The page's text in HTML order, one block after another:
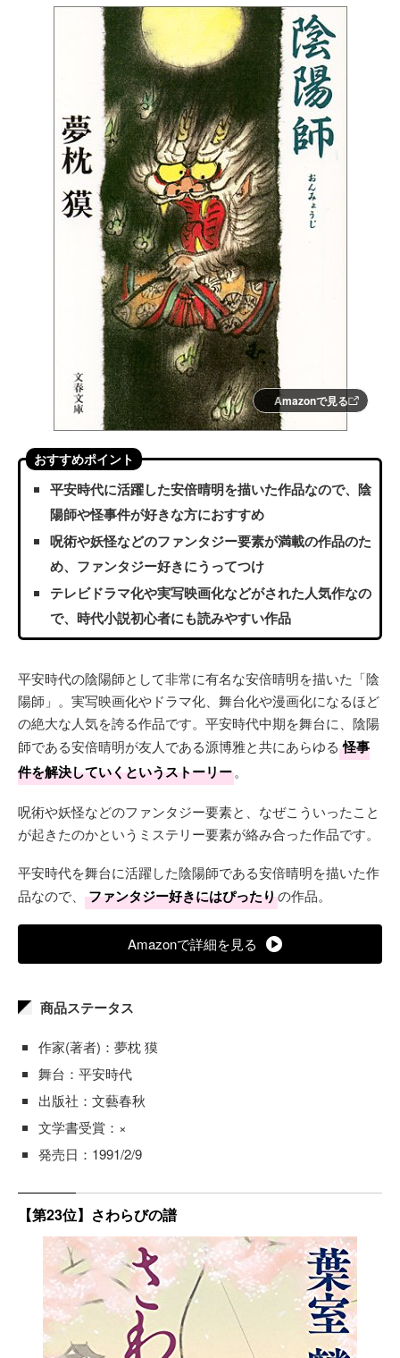
Amazonで見る
おすすめポイント
平安時代に活躍した安倍晴明を描いた作品なので、陰
陽師や怪事件が好きな方におすすめ
呪術や妖怪などのファンタジー要素が満載の作品のた
め、ファンタジー好きにうってつけ
テレビドラマ化や実写映画化などがされた人気作なの
で、時代小説初心者にも読みやすい作品
平安時代の陰陽師として非常に有名な安倍晴明を描いた「陰
陽師」。実写映画化やドラマ化、舞台化や漫画化になるほど
の絶大な人気を誇る作品です。平安時代中期を舞台に、陰陽
師である安倍晴明が友人である源博雅と共にあらゆる 怪事
件を解決していくというストーリー。
呪術や妖怪などのファンタジー要素と、なぜこういったこと
が起きたのかというミステリー要素が絡み合った作品です。
平安時代を舞台に活躍した陰陽師である安倍晴明を描いた作
品なので、
ファンタジー好きにはぴったりの作品。
Amazonで詳細を見る
商品ステータス
作家(著者)：夢枕 獏
舞台：平安時代
出版社：文藝春秋
文学書受賞：×
発売日：1991/2/9
【第23位】さわらびの譜